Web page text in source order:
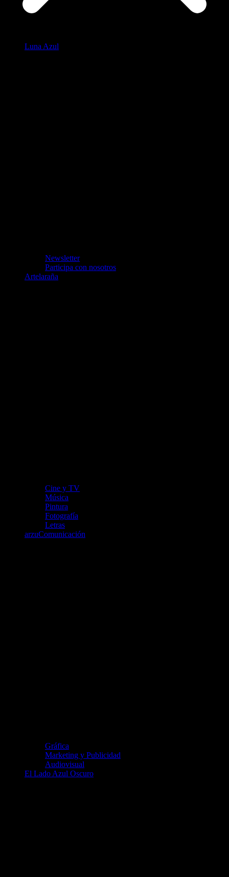
Luna Azul
Newsletter
Participa con nosotros
Artelaraña
Cine y TV
Música
Pintura
Fotografía
Letras
arzuComunicación
Gráfica
Marketing y Publicidad
Audiovisual
El Lado Azul Oscuro